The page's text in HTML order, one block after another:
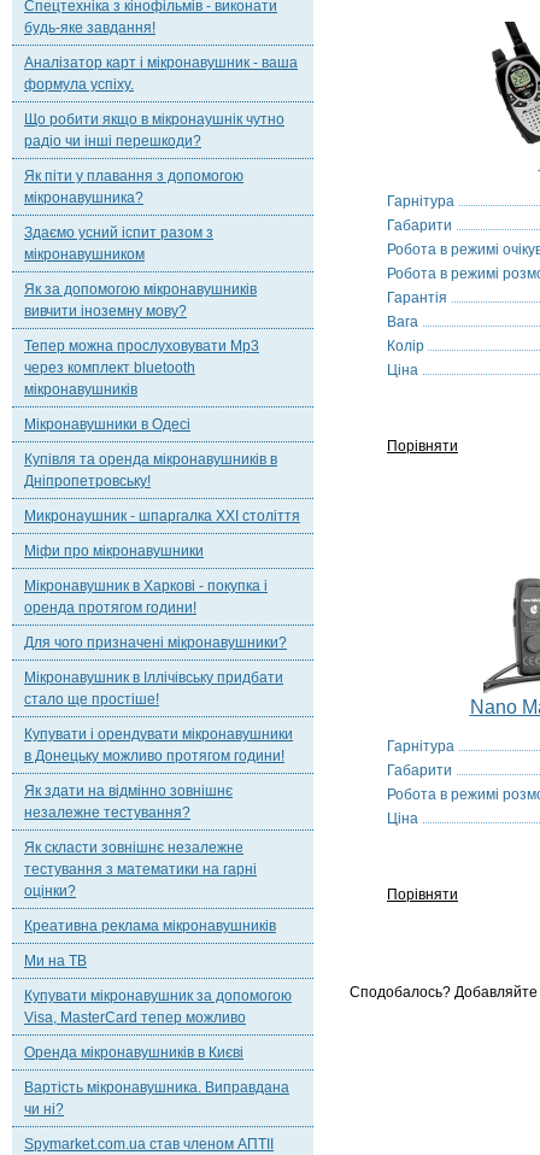
Спецтехніка з кінофільмів - виконати
будь-яке завдання!
Аналізатор карт і мікронавушник - ваша
формула успіху.
Що робити якщо в мікронаушнік чутно
радіо чи інші перешкоди?
Як піти у плавання з допомогою
мікронавушника?
Здаємо усний іспит разом з
мікронавушником
Як за допомогою мікронавушників
вивчити іноземну мову?
Тепер можна прослуховувати Mp3
через комплект bluetooth
мікронавушників
Мікронавушники в Одесі
Купівля та оренда мікронавушників в
Дніпропетровську!
Микронаушник - шпаргалка XXI століття
Міфи про мікронавушники
Мікронавушник в Харкові - покупка і
оренда протягом години!
Для чого призначені мікронавушники?
Мікронавушник в Іллічівську придбати
стало ще простіше!
Купувати і орендувати мікронавушники
в Донецьку можливо протягом години!
Як здати на відмінно зовнішнє
незалежне тестування?
Як скласти зовнішнє незалежне
тестування з математики на гарні
оцінки?
Креативна реклама мікронавушників
Ми на ТВ
Купувати мікронавушник за допомогою
Visa, MasterCard тепер можливо
Оренда мікронавушників в Києві
Вартість мікронавушника. Виправдана
чи ні?
Spymarket.com.ua став членом АПТІІ
Гарнітура
Габарити
Робота в режимі
Робота в режимі
Гарантія
Вага
Колір
Ціна
Порівняти
Nano
Гарнітура
Габарити
Робота в режимі
Ціна
Порівняти
Сподобалось?